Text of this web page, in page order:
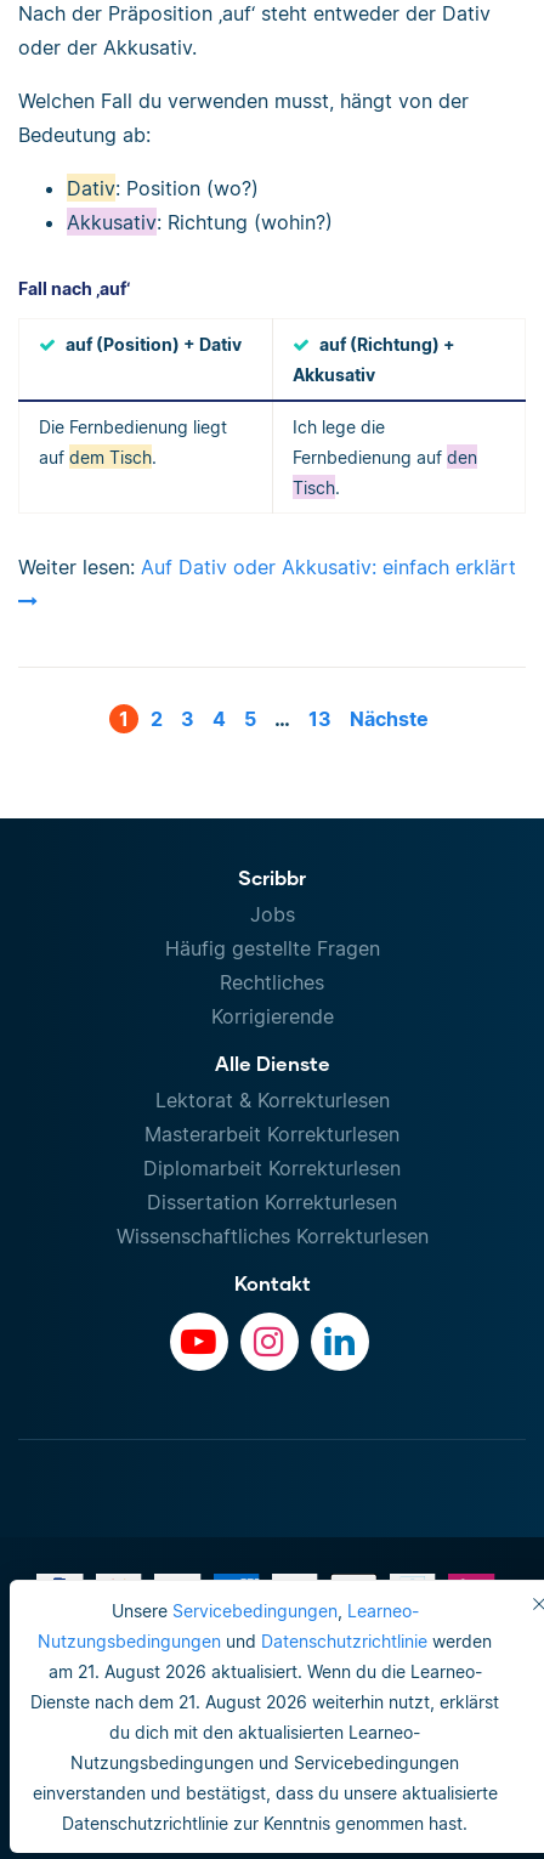
Unsere Servicebedingungen, Learneo-
Nutzungsbedingungen und Datenschutzrichtlinie werden
am 21. August 2026 aktualisiert. Wenn du die Learneo-
Dienste nach dem 21. August 2026 weiterhin nutzt, erklärst
du dich mit den aktualisierten Learneo-
Nutzungsbedingungen und Servicebedingungen
einverstanden und bestätigst, dass du unsere aktualisierte
Datenschutzrichtlinie zur Kenntnis genommen hast.
Nach der Präposition ‚auf‘ steht entweder der Dativ
oder der Akkusativ.
Welchen Fall du verwenden musst, hängt von der
Bedeutung ab:
Dativ: Position (wo?)
Akkusativ: Richtung (wohin?)
Fall nach ‚auf‘
auf (Position) + Dativ
auf (Richtung) +
Akkusativ
Die Fernbedienung liegt
auf dem Tisch.
Ich lege die
Fernbedienung auf den
Tisch.
Weiter lesen: Auf Dativ oder Akkusativ: einfach erklärt
1 2 3 4 5 … 13 Nächste
Scribbr
Jobs
Häufig gestellte Fragen
Rechtliches
Korrigierende
Alle Dienste
Lektorat & Korrekturlesen
Masterarbeit Korrekturlesen
Diplomarbeit Korrekturlesen
Dissertation Korrekturlesen
Wissenschaftliches Korrekturlesen
Kontakt
Impressum
Do not sell or share my personal info
Nutzungsbedingungen
Datenschutzrichtlinie